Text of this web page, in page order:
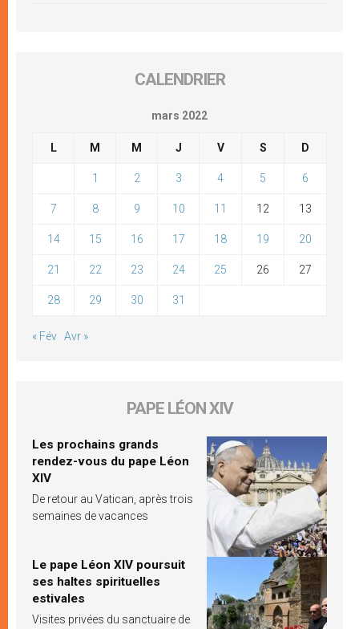
CALENDRIER
mars 2022
L M M J V S D
1 2 3 4 5 6
7 8 9 10 11 12 13
14 15 16 17 18 19 20
21 22 23 24 25 26 27
28 29 30 31
« Fév Avr »
PAPE LÉON XIV
Les prochains grands
rendez-vous du pape Léon
XIV
De retour au Vatican, après trois
semaines de vacances
Le pape Léon XIV poursuit
ses haltes spirituelles
estivales
Visites privées du sanctuaire de